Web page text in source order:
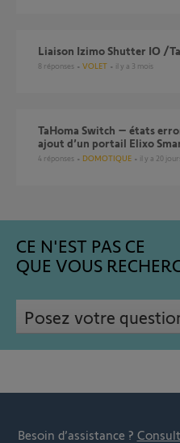
Liaison Izimo Shutter IO /
8 réponses VOLET il y a 3 mois
TaHoma Switch – états erronés de tous les volets après
ajout d’un portail Elixo
4 réponses DOMOTIQUE il y a 20
CE N'EST PAS CE
QUE VOUS
Posez votre
Besoin d’assistance ?